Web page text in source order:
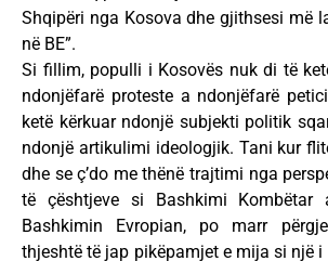
Shqipëri nga Kosova dhe gjithsesi më
në BE”.
Si fillim, populli i Kosovës nuk di të
ndonjëfarë proteste a ndonjëfarë
ketë kërkuar ndonjë subjekti politik
ndonjë artikulimi ideologjik. Tani kur
dhe se ç’do me thënë trajtimi nga
të çështjeve si Bashkimi Kombëtar
Bashkimin Evropian, po marr
thjeshtë të jap pikëpamjet e mija si një